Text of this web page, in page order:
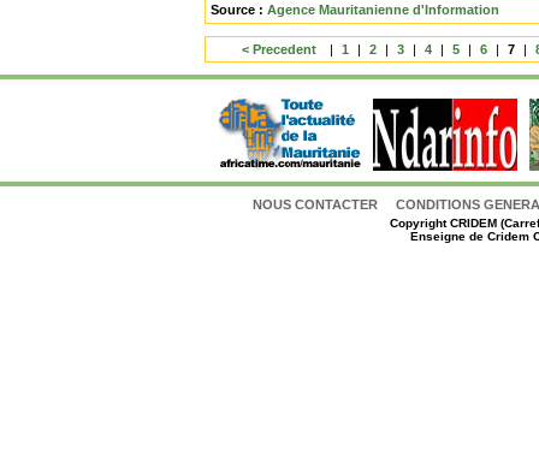
Source : Agence Mauritanienne d'Information
< Precedent | 1 | 2 | 3 | 4 | 5 | 6 | 7 |
NOUS CONTACTER CONDITIONS
CopyrightCRIDEM
Enseigne de Cridem